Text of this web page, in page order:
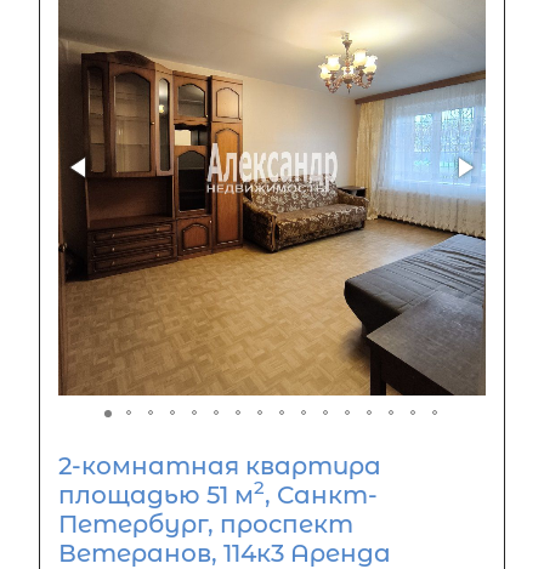
2-комнатная квартира
площадью 51 м2, Санкт-
Петербург, проспект
Ветеранов, 114к3 Аренда